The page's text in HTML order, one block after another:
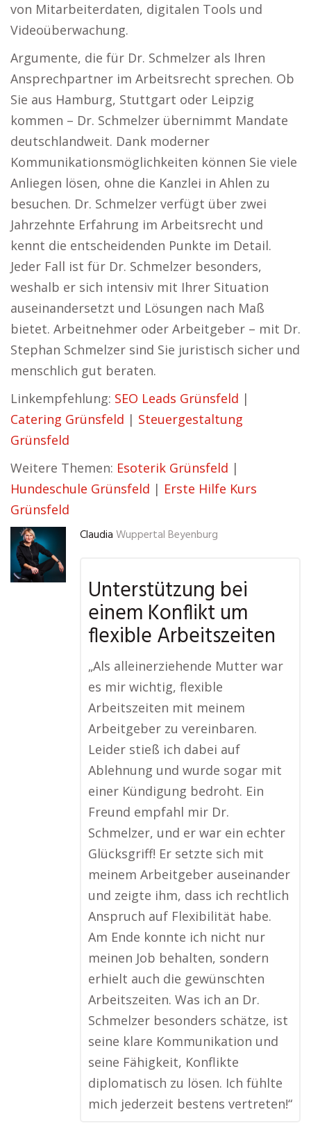
von Mitarbeiterdaten, digitalen Tools und
Videoüberwachung.
Argumente, die für Dr. Schmelzer als Ihren
Ansprechpartner im Arbeitsrecht sprechen. Ob
Sie aus Hamburg, Stuttgart oder Leipzig
kommen – Dr. Schmelzer übernimmt Mandate
deutschlandweit. Dank moderner
Kommunikationsmöglichkeiten können Sie viele
Anliegen lösen, ohne die Kanzlei in Ahlen zu
besuchen. Dr. Schmelzer verfügt über zwei
Jahrzehnte Erfahrung im Arbeitsrecht und
kennt die entscheidenden Punkte im Detail.
Jeder Fall ist für Dr. Schmelzer besonders,
weshalb er sich intensiv mit Ihrer Situation
auseinandersetzt und Lösungen nach Maß
bietet. Arbeitnehmer oder Arbeitgeber – mit Dr.
Stephan Schmelzer sind Sie juristisch sicher und
menschlich gut beraten.
Linkempfehlung: SEO Leads Grünsfeld |
Catering Grünsfeld | Steuergestaltung
Grünsfeld
Weitere Themen: Esoterik Grünsfeld |
Hundeschule Grünsfeld | Erste Hilfe Kurs
Grünsfeld
Claudia Wuppertal Beyenburg
Unterstützung bei
einem Konflikt um
flexible Arbeitszeiten
„Als alleinerziehende Mutter war
es mir wichtig, flexible
Arbeitszeiten mit meinem
Arbeitgeber zu vereinbaren.
Leider stieß ich dabei auf
Ablehnung und wurde sogar mit
einer Kündigung bedroht. Ein
Freund empfahl mir Dr.
Schmelzer, und er war ein echter
Glücksgriff! Er setzte sich mit
meinem Arbeitgeber auseinander
und zeigte ihm, dass ich rechtlich
Anspruch auf Flexibilität habe.
Am Ende konnte ich nicht nur
meinen Job behalten, sondern
erhielt auch die gewünschten
Arbeitszeiten. Was ich an Dr.
Schmelzer besonders schätze, ist
seine klare Kommunikation und
seine Fähigkeit, Konflikte
diplomatisch zu lösen. Ich fühlte
mich jederzeit bestens vertreten!“